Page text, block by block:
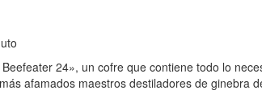
24», un cofre que contiene todo lo
afamados maestros destiladores de